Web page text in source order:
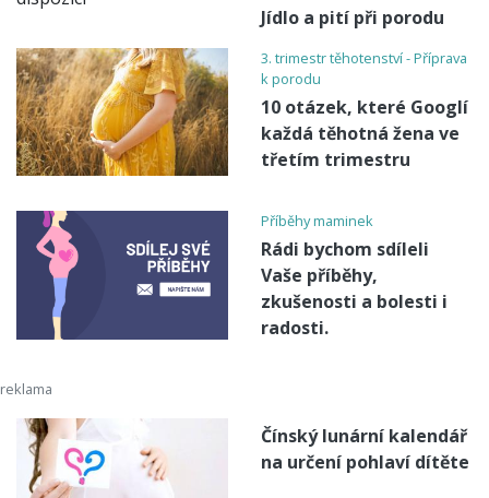
Jídlo a pití při porodu
3. trimestr těhotenství - Příprava
k porodu
10 otázek, které Googlí
každá těhotná žena ve
třetím trimestru
Příběhy maminek
Rádi bychom sdíleli
Vaše příběhy,
zkušenosti a bolesti i
radosti.
Čínský lunární kalendář
na určení pohlaví dítěte